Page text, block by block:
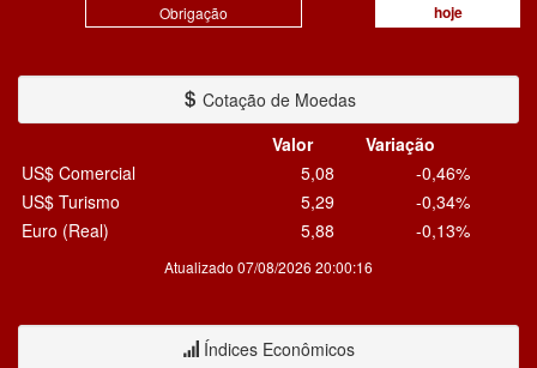
Obrigação hoje
Cotação de Moedas
Valor
Variação
Atualizado 07/08/2026 20:00:16
US$ Comercial 5,08
-0,46%
US$ Turismo
5,29
-0,34%
Euro (Real)
5,88 -0,13%
Índices Econômicos